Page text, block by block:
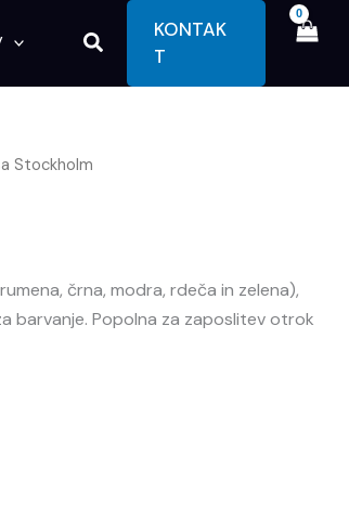
Search
KONTAK
T
Stockholm
črna, modra, rdeča in zelena),
barvanje. Popolna za zaposlitev otrok